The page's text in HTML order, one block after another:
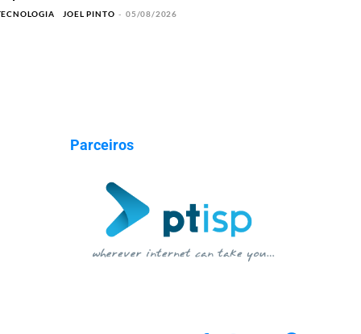
JOEL PINTO - 05/08/2026
Parceiros